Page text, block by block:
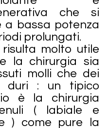
che si
a bassa potenza
prolungati.
risulta molto utile
la chirurgia sia
molli che dei
duri : un tipico
è la chirurgia
( labiale e
) come pure la